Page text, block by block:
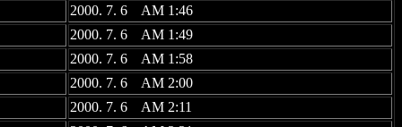
2000. 7. 6 AM 1:46
2000. 7. 6 AM 1:49
2000. 7. 6 AM 1:58
2000. 7. 6 AM 2:00
2000. 7. 6 AM 2:11